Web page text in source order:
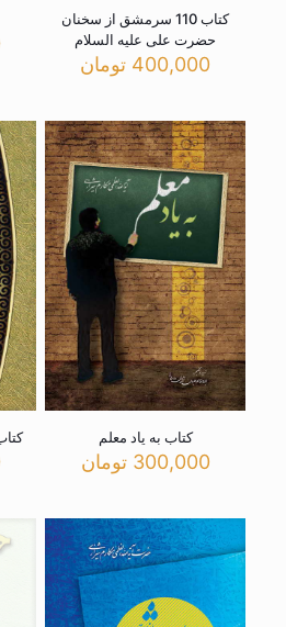
کتاب 110 سرمشق از سخنان
حضرت علی علیه السلام
400,000 تومان
کتاب به یاد معلم
300,000 تومان